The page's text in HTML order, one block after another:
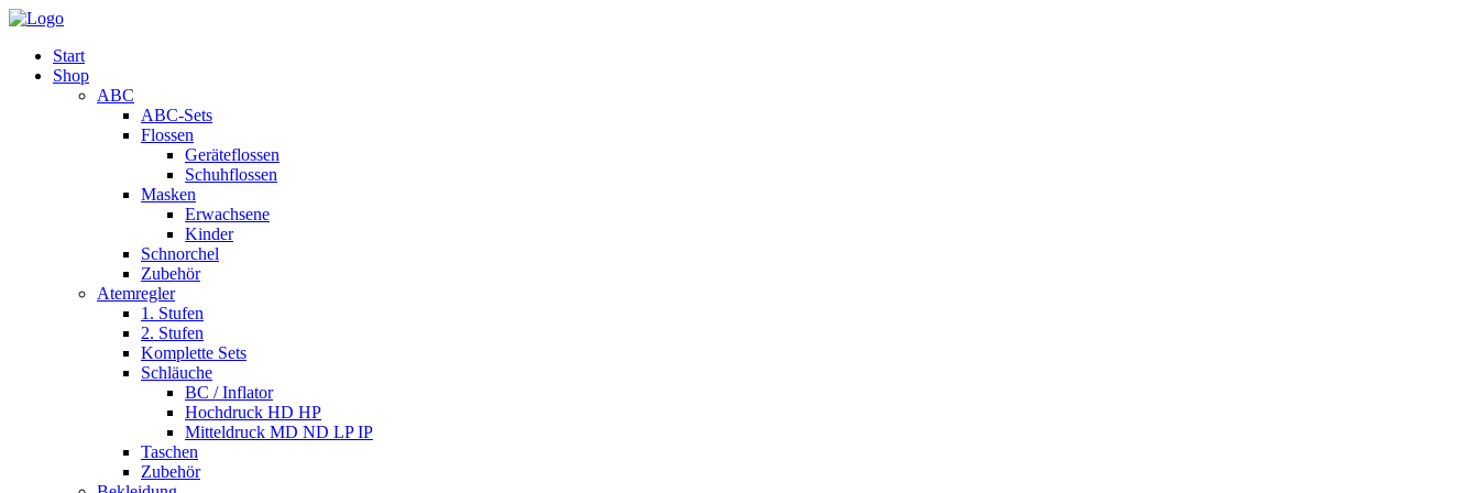
Start
Shop
ABC
ABC-Sets
Flossen
Geräteflossen
Schuhflossen
Masken
Erwachsene
Kinder
Schnorchel
Zubehör
Atemregler
1. Stufen
2. Stufen
Komplette Sets
Schläuche
BC / Inflator
Hochdruck HD HP
Mitteldruck MD ND LP IP
Taschen
Zubehör